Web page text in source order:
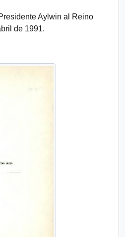
Aylwin al Reino
de 1991.